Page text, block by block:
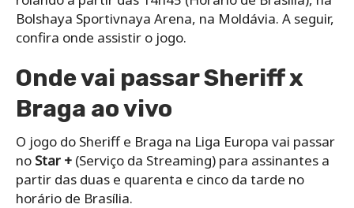
Bolshaya Sportivnaya Arena, na Moldávia. A seguir,
confira onde assistir o jogo.
Onde vai passar Sheriff x
Braga ao vivo
O jogo do Sheriff e Braga na Liga Europa vai passar
no Star + (Serviço da Streaming) para assinantes a
partir das duas e quarenta e cinco da tarde no
horário de Brasília.